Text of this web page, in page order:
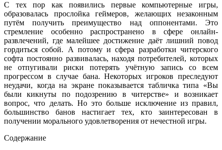
С тех пор как появились первые компьютерные игры,
образовалась прослойка геймеров, желающих незаконным
путём получить преимущество над оппонентами. Это
стремление особенно распространено в сфере онлайн-
развлечений, где малейшее достижение даёт лишний повод
гордиться собой. А потому и сфера разработки читерского
софта постоянно развивалась, находя потребителей, которых
не отпугивали риски потерять учётную запись со всем
прогрессом в случае бана. Некоторых игроков преследуют
неудачи, когда на экране показывается табличка типа «Вы
были кикнуты по подозрению в читерстве» и возникает
вопрос, что делать. Но это больше исключение из правил,
большинство банов настигает тех, кто заинтересован в
получении морального удовлетворения от нечестной игры.
Содержание